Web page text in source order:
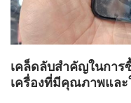
เคล็ดลับสำคัญในการ
เครื่องที่มีคุณภาพและ